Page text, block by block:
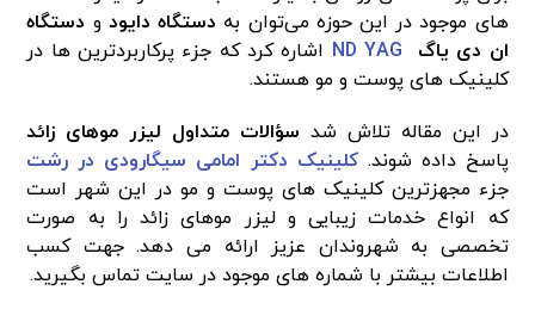
‌های موجود در این حوزه می‌توان به دستگاه دایود و دستگاه
ان دی یاگ ND YAG اشاره کرد که جزء پرکاربردترین ها در
کلینیک ‌های پوست و مو هستند.
در این مقاله تلاش شد سؤالات متداول لیزر موهای زائد
پاسخ داده شوند.کلینیک دکتر امامی سیگارودی در رشت
جزء مجهزترین کلینیک های پوست و مو در این شهر است
که انواع خدمات زیبایی و لیزر موهای زائد را به صورت
تخصصی به شهروندان عزیز ارائه می دهد. جهت کسب
اطلاعات بیشتر با شماره های موجود در سایت تماس بگیرید.